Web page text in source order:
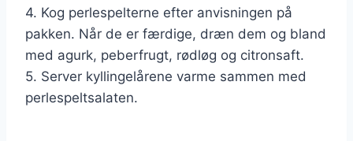
4. Kog perlespelterne efter anvisningen på
pakken. Når de er færdige, dræn dem og bland
med agurk, peberfrugt, rødløg og citronsaft.
5. Server kyllingelårene varme sammen med
perlespeltsalaten.